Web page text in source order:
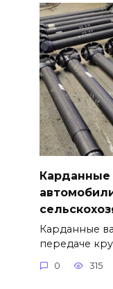
Карданные
Карданные
передаче
0 315